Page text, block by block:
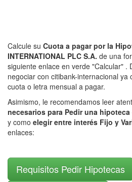
Calcule su Cuota a pagar por la
INTERNATIONAL PLC S.A. de una
siguiente enlace en verde "Calcular" .
negociar con citibank-internacional ya
cuota o letra mensual a pagar.
Asimismo, le recomendamos leer
necesarios para Pedir una
y como elegir entre interés Fijo y
enlaces:
Requisitos Pedir Hipotecas